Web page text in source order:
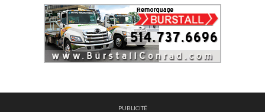
PUBLICITÉ